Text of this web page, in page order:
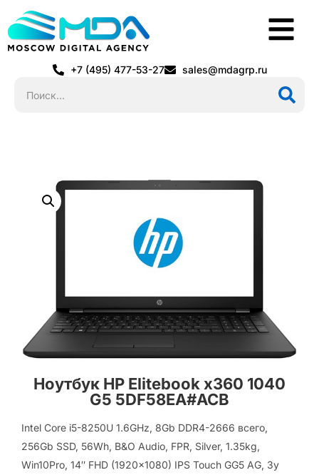
+7 (495) 477-53-27 sales@mdagrp.ru
Ноутбук HP Elitebook x360 1040
G5 5DF58EA#ACB
Intel Core i5-8250U 1.6GHz, 8Gb DDR4-2666 всего,
256Gb SSD, 56Wh, B&O Audio, FPR, Silver, 1.35kg,
Win10Pro, 14″ FHD (1920×1080) IPS Touch GG5 AG, 3y